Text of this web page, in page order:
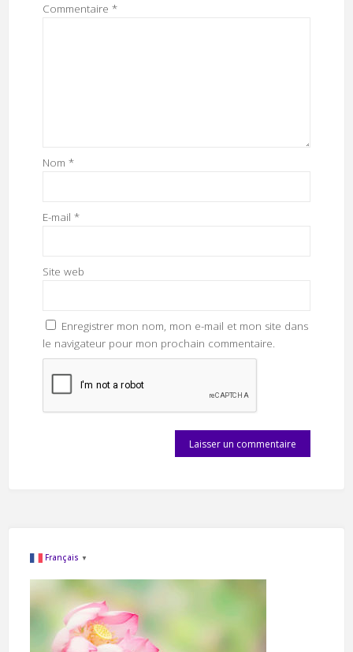
Commentaire *
Nom *
E-mail *
Site web
Enregistrer mon nom, mon e-mail et mon site dans
le navigateur pour mon prochain commentaire.
Français ▼